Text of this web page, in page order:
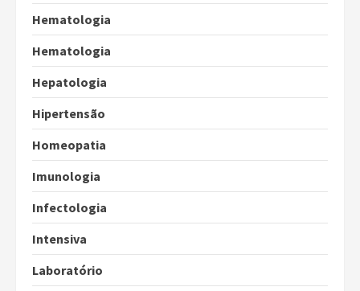
Hematologia
Hematologia
Hepatologia
Hipertensão
Homeopatia
Imunologia
Infectologia
Intensiva
Laboratório